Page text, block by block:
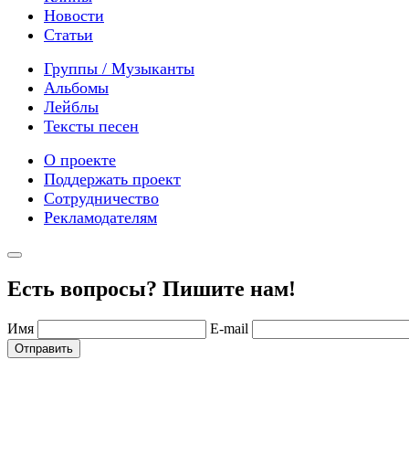
Новости
Статьи
Группы / Музыканты
Альбомы
Лейблы
Тексты песен
О проекте
Поддержать проект
Сотрудничество
Рекламодателям
Есть вопросы? Пишите нам!
Имя E-mail